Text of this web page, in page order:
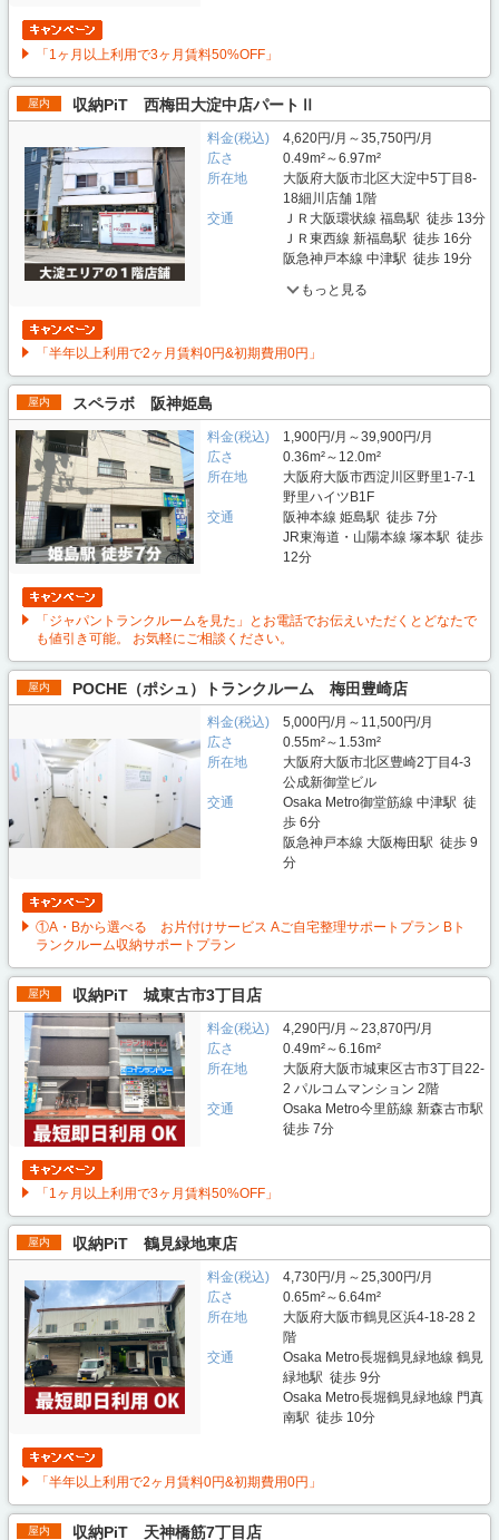
「1ヶ月以上利用で3ヶ月賃料50%OFF」
屋内 収納PiT 西梅田大淀中店パートⅡ
料金(税込)
4,620円/月～35,750円/月
広さ
0.49m²～6.97m²
所在地
大阪府大阪市北区大淀中5丁目8-
18細川店舗 1階
交通
ＪＲ大阪環状線 福島駅 徒歩 13分
ＪＲ東西線 新福島駅 徒歩 16分
阪急神戸本線 中津駅 徒歩 19分
もっと見る
「半年以上利用で2ヶ月賃料0円&初期費用0円」
屋内 スペラボ 阪神姫島
料金(税込)
1,900円/月～39,900円/月
広さ
0.36m²～12.0m²
所在地
大阪府大阪市西淀川区野里1-7-1
野里ハイツB1F
交通
阪神本線 姫島駅 徒歩 7分
JR東海道・山陽本線 塚本駅 徒歩
12分
「ジャパントランクルームを見た」とお電話でお伝えいただくとどなたで
も値引き可能。 お気軽にご相談ください。
屋内 POCHE（ポシュ）トランクルーム 梅田豊崎店
料金(税込)
5,000円/月～11,500円/月
広さ
0.55m²～1.53m²
所在地
大阪府大阪市北区豊崎2丁目4-3
公成新御堂ビル
交通
Osaka Metro御堂筋線 中津駅 徒
歩 6分
阪急神戸本線 大阪梅田駅 徒歩 9
分
①A・Bから選べる お片付けサービス Aご自宅整理サポートプラン Bト
ランクルーム収納サポートプラン
屋内 収納PiT 城東古市3丁目店
料金(税込)
4,290円/月～23,870円/月
広さ
0.49m²～6.16m²
所在地
大阪府大阪市城東区古市3丁目22-
2 パルコムマンション 2階
交通
Osaka Metro今里筋線 新森古市駅
徒歩 7分
「1ヶ月以上利用で3ヶ月賃料50%OFF」
屋内 収納PiT 鶴見緑地東店
料金(税込)
4,730円/月～25,300円/月
広さ
0.65m²～6.64m²
所在地
大阪府大阪市鶴見区浜4-18-28 2
階
交通
Osaka Metro長堀鶴見緑地線 鶴見
緑地駅 徒歩 9分
Osaka Metro長堀鶴見緑地線 門真
南駅 徒歩 10分
「半年以上利用で2ヶ月賃料0円&初期費用0円」
屋内 収納PiT 天神橋筋7丁目店